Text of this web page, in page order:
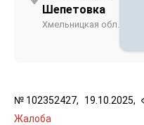
№ 102352427, 19.10.2025,
Жалоба
Шепетовка
Хмельницкая обл.